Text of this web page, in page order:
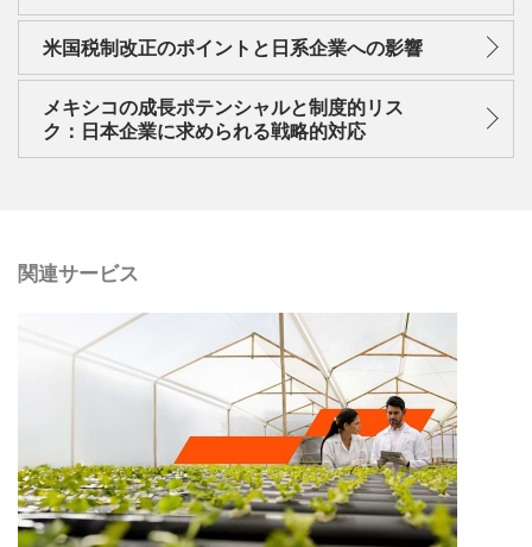
米国税制改正のポイントと日系企業への影響
メキシコの成長ポテンシャルと制度的リス
ク：日本企業に求められる戦略的対応
関連サービス